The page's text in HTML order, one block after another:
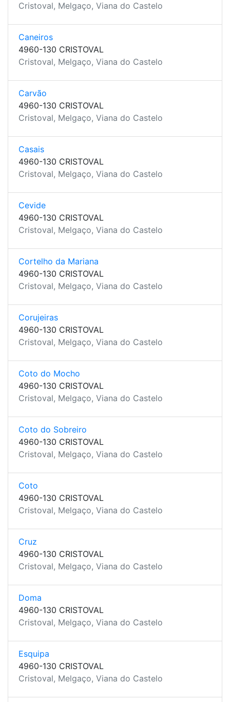
Cristoval, Melgaço, Viana do Castelo
Caneiros
4960-130 CRISTOVAL
Cristoval, Melgaço, Viana do Castelo
Carvão
4960-130 CRISTOVAL
Cristoval, Melgaço, Viana do Castelo
Casais
4960-130 CRISTOVAL
Cristoval, Melgaço, Viana do Castelo
Cevide
4960-130 CRISTOVAL
Cristoval, Melgaço, Viana do Castelo
Cortelho da Mariana
4960-130 CRISTOVAL
Cristoval, Melgaço, Viana do Castelo
Corujeiras
4960-130 CRISTOVAL
Cristoval, Melgaço, Viana do Castelo
Coto do Mocho
4960-130 CRISTOVAL
Cristoval, Melgaço, Viana do Castelo
Coto do Sobreiro
4960-130 CRISTOVAL
Cristoval, Melgaço, Viana do Castelo
Coto
4960-130 CRISTOVAL
Cristoval, Melgaço, Viana do Castelo
Cruz
4960-130 CRISTOVAL
Cristoval, Melgaço, Viana do Castelo
Doma
4960-130 CRISTOVAL
Cristoval, Melgaço, Viana do Castelo
Esquipa
4960-130 CRISTOVAL
Cristoval, Melgaço, Viana do Castelo